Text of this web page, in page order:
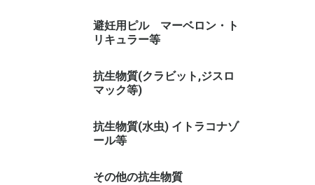
避妊用ピル マーベロン・ト
リキュラー等
トリキュラー
マーベロン
抗生物質(クラビット,ジスロ
マック等)
抗生物質(水虫) イトラコナゾ
ール等
その他の抗生物質